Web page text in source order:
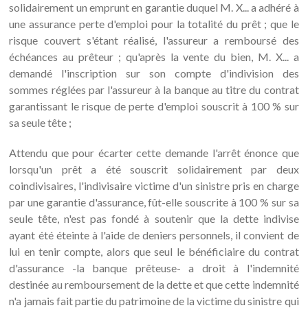
solidairement un emprunt en garantie duquel M. X... a adhéré à
une assurance perte d'emploi pour la totalité du prêt ; que le
risque couvert s'étant réalisé, l'assureur a remboursé des
échéances au prêteur ; qu'après la vente du bien, M. X... a
demandé l'inscription sur son compte d'indivision des
sommes réglées par l'assureur à la banque au titre du contrat
garantissant le risque de perte d'emploi souscrit à 100 % sur
sa seule tête ;
Attendu que pour écarter cette demande l'arrêt énonce que
lorsqu'un prêt a été souscrit solidairement par deux
coindivisaires, l'indivisaire victime d'un sinistre pris en charge
par une garantie d'assurance, fût-elle souscrite à 100 % sur sa
seule tête, n'est pas fondé à soutenir que la dette indivise
ayant été éteinte à l'aide de deniers personnels, il convient de
lui en tenir compte, alors que seul le bénéficiaire du contrat
d'assurance -la banque prêteuse- a droit à l'indemnité
destinée au remboursement de la dette et que cette indemnité
n'a jamais fait partie du patrimoine de la victime du sinistre qui